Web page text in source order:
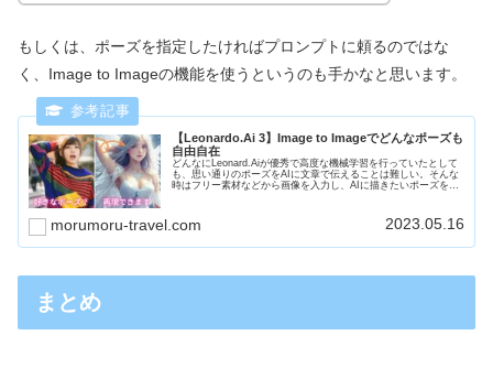
もしくは、ポーズを指定したければプロンプトに頼るのではな
く、Image to Imageの機能を使うというのも手かなと思います。
【Leonardo.Ai 3】Image to Imageでどんなポーズも
自由自在
どんなにLeonard.Aiが優秀で高度な機械学習を行っていたとして
も、思い通りのポーズをAIに文章で伝えることは難しい。そんな
時はフリー素材などから画像を入力し、AIに描きたいポーズを理
morumoru-travel.com 2023.05.16
まとめ